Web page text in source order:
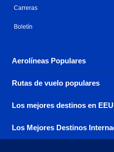
Carreras
Boletín
Aerolíneas Populares
Explora nuestras opciones
aerolínea, con más de 500
Aeromexico
Air France
Rutas de vuelo populares
Reserva una de nuestras
con tres sencillos clics.
Los mejores destinos en
Encuentra boletos de avión
populares de los EEUU de
Los Mejores Destinos